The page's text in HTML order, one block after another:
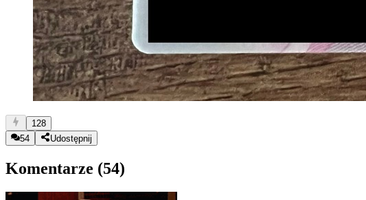
128
54
Udostępnij
Komentarze (54)